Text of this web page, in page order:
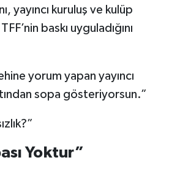
yayıncı kuruluş ve kulüp
baskı uyguladığını
yorum yapan yayıncı
sopa gösteriyorsun.”
Yoktur”